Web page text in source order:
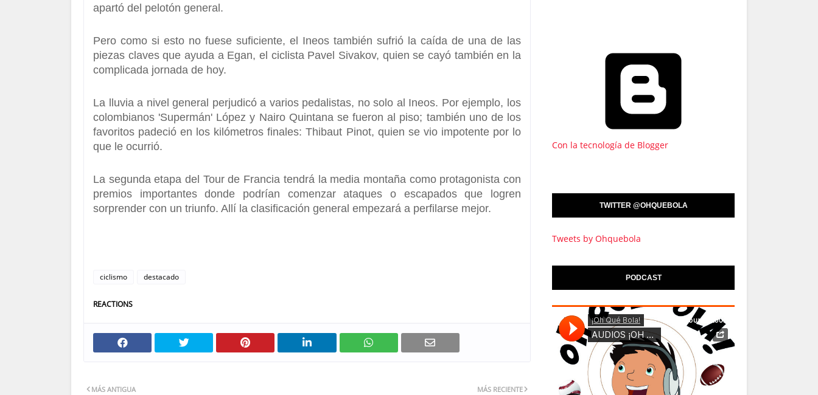
apartó del pelotón general.
Pero como si esto no fuese suficiente, el Ineos también sufrió la caída de una de las
piezas claves que ayuda a Egan, el ciclista Pavel Sivakov, quien se cayó también en la
complicada jornada de hoy.
La lluvia a nivel general perjudicó a varios pedalistas, no solo al Ineos. Por ejemplo, los
colombianos 'Supermán' López y Nairo Quintana se fueron al piso; también uno de los
favoritos padeció en los kilómetros finales:Thibaut Pinot, quien se vio impotente por lo
que le ocurrió.
La segunda etapa del Tour de Francia tendrá la media montaña como protagonista con
premios importantes donde podrían comenzar ataques o escapados que logren
sorprender con un triunfo. Allí la clasificación general empezará a perfilarse mejor.
ciclismo destacado
REACTIONS
MÁS RECIENTE
MÁS ANTIGUA
Con la tecnología de Blogger
TWITTER @OHQUEBOLA
Tweets by Ohquebola
PODCAST